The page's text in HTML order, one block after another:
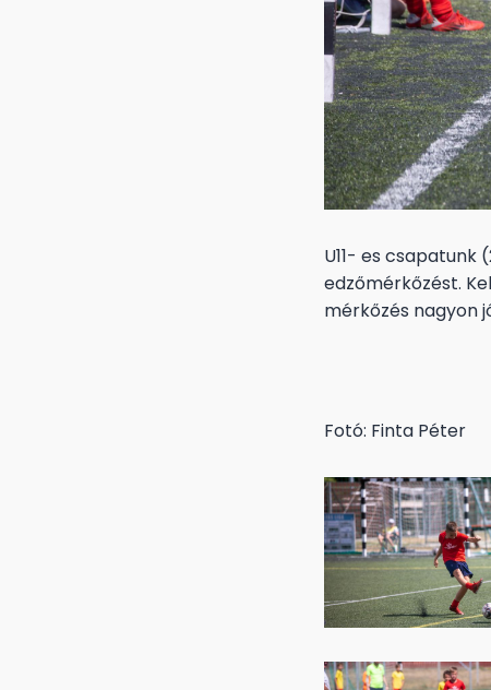
U11- es
edzőmérkőzést.
mérkőzés nagyon
Fotó: Finta Péter